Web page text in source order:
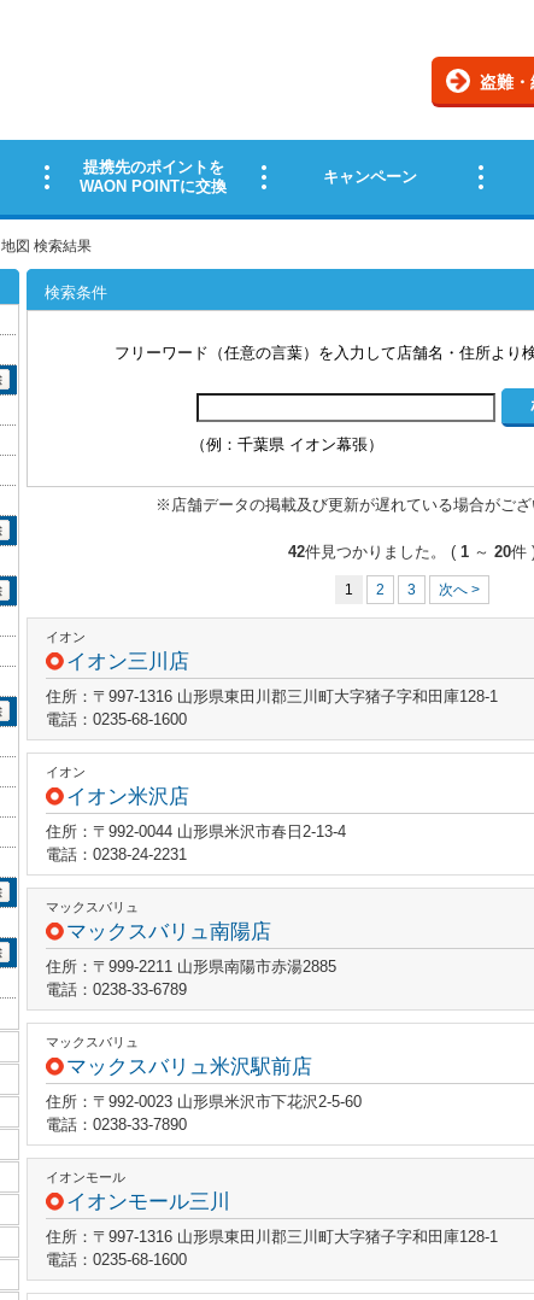
地図 検索結果
検索条件
フリーワード（任意の言葉）を入力して店舗名・住所より
（例：千葉県 イオン幕張）
※店舗データの掲載及び更新が遅れている場合がござ
42件見つかりました。 ( 1 ～ 20件
1 2 3 次へ >
イオン
イオン三川店
住所：〒997-1316 山形県東田川郡三川町大字猪子字和田庫128-1
電話：0235-68-1600
イオン
イオン米沢店
住所：〒992-0044 山形県米沢市春日2-13-4
電話：0238-24-2231
マックスバリュ
マックスバリュ南陽店
住所：〒999-2211 山形県南陽市赤湯2885
電話：0238-33-6789
マックスバリュ
マックスバリュ米沢駅前店
住所：〒992-0023 山形県米沢市下花沢2-5-60
電話：0238-33-7890
イオンモール
イオンモール三川
住所：〒997-1316 山形県東田川郡三川町大字猪子字和田庫128-1
電話：0235-68-1600